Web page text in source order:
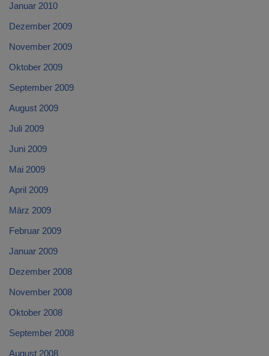
Januar 2010
Dezember 2009
November 2009
Oktober 2009
September 2009
August 2009
Juli 2009
Juni 2009
Mai 2009
April 2009
März 2009
Februar 2009
Januar 2009
Dezember 2008
November 2008
Oktober 2008
September 2008
August 2008